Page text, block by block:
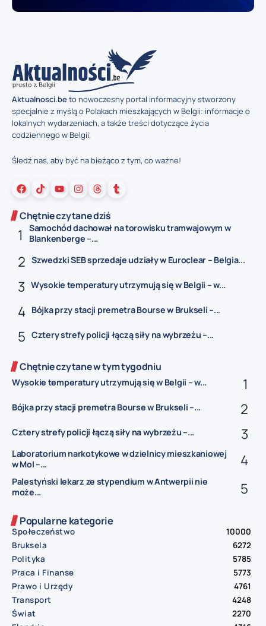
Aktualnosci.beto nowoczesny portal informacyjny stworzony
specjalnie z myślą o Polakach mieszkających w Belgii: informacje o
lokalnych wydarzeniach, a także treści dotyczące życia
codziennego w Belgii.
Śledź nas, aby być na bieżąco z tym, co ważne!
Chętnie czytane dziś
Samochód dachował na torowisku tramwajowym w
Blankenberge –...
Szwedzki SEB sprzedaje udziały w Euroclear – Belgia...
Wysokie temperatury utrzymują się w Belgii – w...
Bójka przy stacji premetra Bourse w Brukseli –...
Cztery strefy policji łączą siły na wybrzeżu –...
Chętnie czytane w tym tygodniu
Wysokie temperatury utrzymują się w Belgii – w...
Bójka przy stacji premetra Bourse w Brukseli –...
Cztery strefy policji łączą siły na wybrzeżu –...
Laboratorium narkotykowe w dzielnicy mieszkaniowej
w Mol –...
Palestyński lekarz ze stypendium w Antwerpii nie
może...
Popularne kategorie
Społeczeństwo
10000
Bruksela
6272
Polityka
5785
Praca i Finanse
5773
Prawo i Urzędy
4761
Transport
4248
Świat
2270